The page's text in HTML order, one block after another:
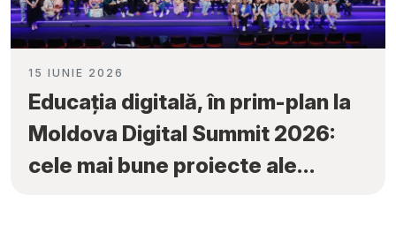
15 IUNIE 2026
Educația digitală, în prim-plan la
Moldova Digital Summit 2026:
cele mai bune proiecte ale